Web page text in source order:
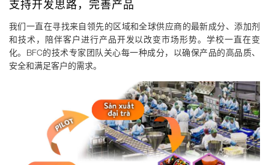
支持开发思路，完善产品
我们一直在寻找来自领先的区域和全球供应商的最新成分、添加剂
和技术，陪伴客户进行产品开发以改变市场形势。学校一直在变
化。 BFC的技术专家团队关心每一种成分，以确保产品的高品质、
安全和满足客户的需求。